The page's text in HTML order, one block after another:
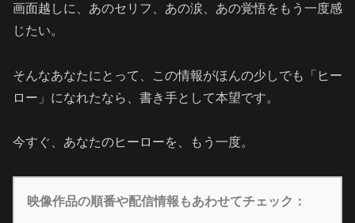
画面越しに、あのセリフ、あの涙、あの覚悟をもう一度感
じたい。
そんなあなたにとって、この情報がほんの少しでも「ヒー
ロー」になれたなら、書き手として本望です。
今すぐ、あなたのヒーローを、もう一度。
映像作品の順番や配信情報もあわせてチェック：